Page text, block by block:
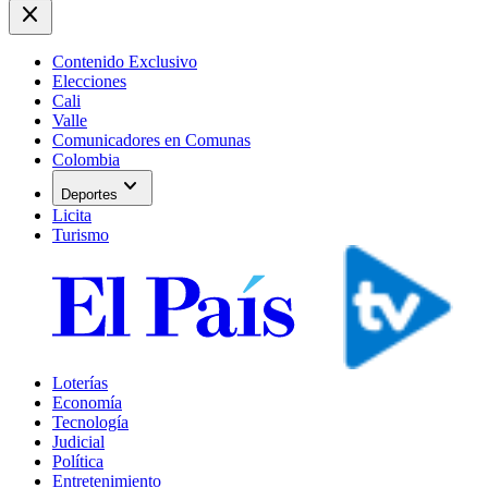
close
Contenido Exclusivo
Elecciones
Cali
Valle
Comunicadores en Comunas
Colombia
Deportes expand_more
Licita
Turismo
Loterías
Economía
Tecnología
Judicial
Política
Entretenimiento